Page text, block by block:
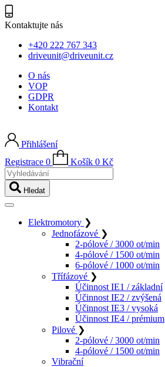
Kontaktujte nás
+420 222 767 343
driveunit@driveunit.cz
O nás
VOP
GDPR
Kontakt
Přihlášení
Registrace 0 Košík 0 Kč
Vyhledávání
Hledat
Elektromotory ❯
Jednofázové ❯
2-pólové / 3000 ot/min
4-pólové / 1500 ot/min
6-pólové / 1000 ot/min
Třífázové ❯
Účinnost IE1 / základní
Účinnost IE2 / zvýšená
Účinnost IE3 / vysoká
Účinnost IE4 / prémium
Pilové ❯
2-pólové / 3000 ot/min
4-pólové / 1500 ot/min
Vibrační